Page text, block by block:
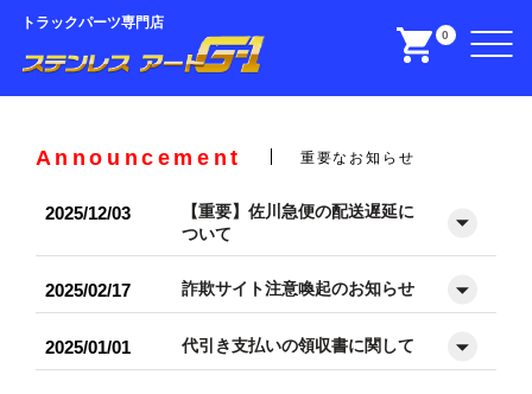
トラックパーツ専門店
0
Announcement 重要なお知らせ
2025/12/03
【重要】佐川急便の配送遅延に
ついて
2025/02/17 詐欺サイト注意喚起のお知らせ
2025/01/01 代引き支払いの領収書に関して